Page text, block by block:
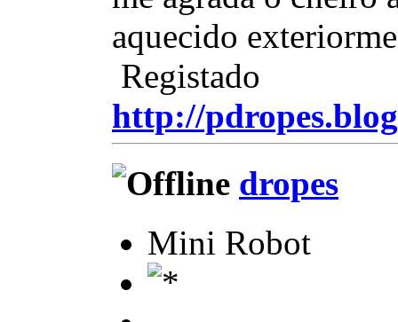
aquecido
Registado
http://
dropes
Mini Robot